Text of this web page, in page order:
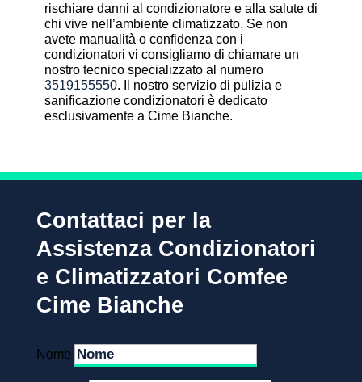
rischiare danni al condizionatore e alla salute di
chi vive nell’ambiente climatizzato. Se non
avete manualità o confidenza con i
condizionatori vi consigliamo di chiamare un
nostro tecnico specializzato al numero
3519155550. Il nostro servizio di pulizia e
sanificazione condizionatori è dedicato
esclusivamente a Cime Bianche.
Contattaci per la
Assistenza Condizionatori
e Climatizzatori Comfee
Cime Bianche
Nome